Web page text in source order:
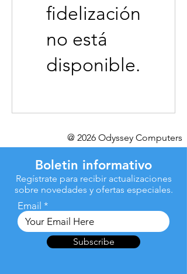
fidelización
no está
disponible.
@ 2026 Odyssey Computers
Boletin informativo
Regístrate para recibir actualizaciones
sobre novedades y ofertas especiales.
Email
Subscribe